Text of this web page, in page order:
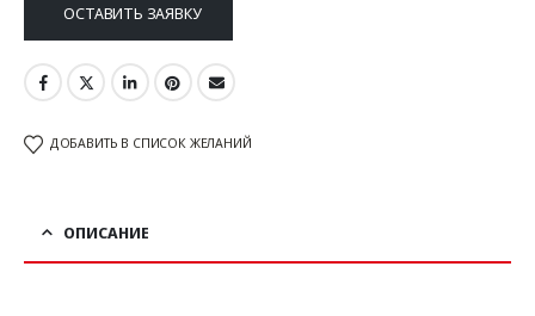
ОСТАВИТЬ ЗАЯВКУ
ДОБАВИТЬ В СПИСОК ЖЕЛАНИЙ
ОПИСАНИЕ